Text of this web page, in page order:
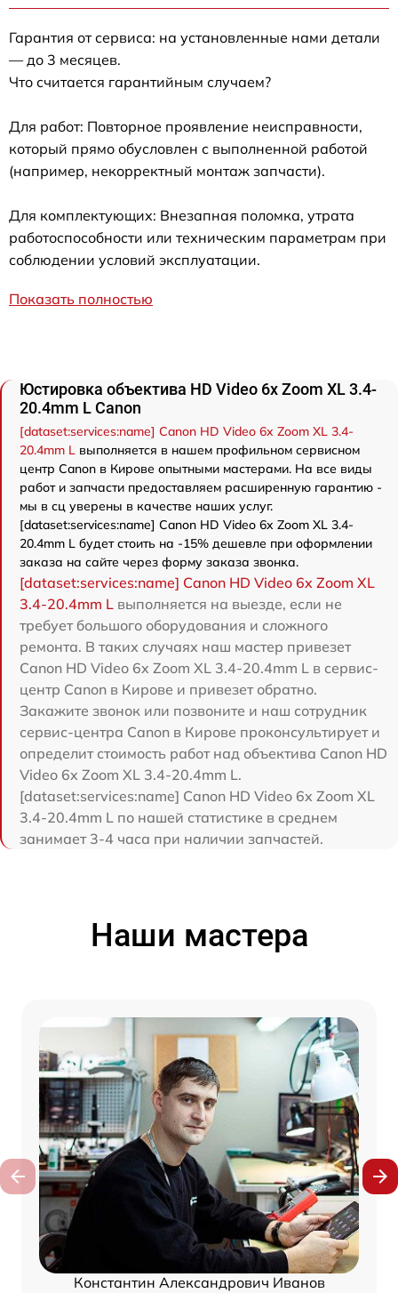
Гарантия от сервиса: на установленные нами детали
— до 3 месяцев.
Что считается гарантийным случаем?
Для работ: Повторное проявление неисправности,
который прямо обусловлен с выполненной работой
(например, некорректный монтаж запчасти).
Для комплектующих: Внезапная поломка, утрата
работоспособности или техническим параметрам при
соблюдении условий эксплуатации.
Показать полностью
Юстировка объектива HD Video 6x Zoom XL 3.4-
20.4mm L Canon
[dataset:services:name] Canon HD Video 6x Zoom XL 3.4-
20.4mm L выполняется в нашем профильном сервисном
центр Canon в Кирове опытными мастерами. На все виды
работ и запчасти предоставляем расширенную гарантию -
мы в сц уверены в качестве наших услуг.
[dataset:services:name] Canon HD Video 6x Zoom XL 3.4-
20.4mm L будет стоить на -15% дешевле при оформлении
заказа на сайте через форму заказа звонка.
[dataset:services:name] Canon HD Video 6x Zoom XL
3.4-20.4mm L выполняется на выезде, если не
требует большого оборудования и сложного
ремонта. В таких случаях наш мастер привезет
Canon HD Video 6x Zoom XL 3.4-20.4mm L в сервис-
центр Canon в Кирове и привезет обратно.
Закажите звонок или позвоните и наш сотрудник
сервис-центра Canon в Кирове проконсультирует и
определит стоимость работ над объектива Canon HD
Video 6x Zoom XL 3.4-20.4mm L.
[dataset:services:name] Canon HD Video 6x Zoom XL
3.4-20.4mm L по нашей статистике в среднем
занимает 3-4 часа при наличии запчастей.
Наши мастера
Константин Александрович Иванов